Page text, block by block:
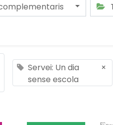
Servei: Un dia
sense escola
×